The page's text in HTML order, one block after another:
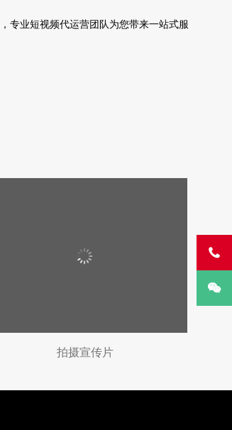
专业短视频代运营团队为您带来一站式服
拍摄宣传片

